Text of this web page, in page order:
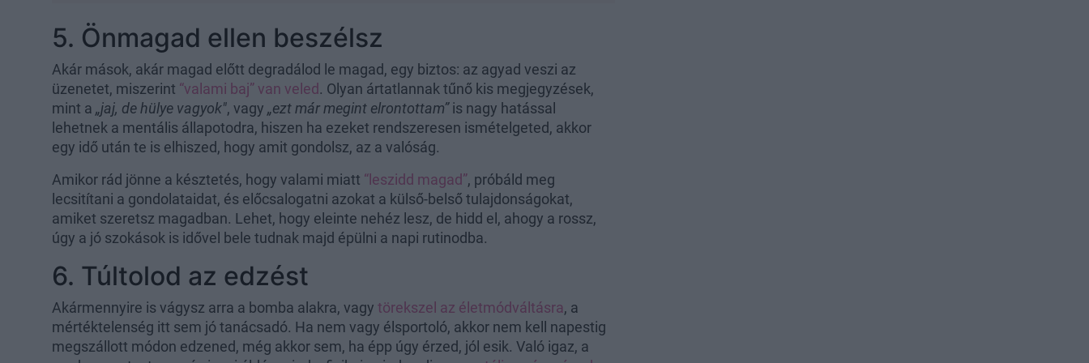
5. Önmagad ellen beszélsz
Akár mások, akár magad előtt degradálod le magad, egy biztos: az agyad veszi az
üzenetet, miszerint “valami baj” van veled. Olyan ártatlannak tűnő kis megjegyzések,
mint a „jaj, de hülye vagyok", vagy „ezt már megint elrontottam”is nagy hatással
lehetnek a mentális állapotodra, hiszen ha ezeket rendszeresen ismételgeted, akkor
egy idő után te is elhiszed, hogy amit gondolsz, az a valóság.
Amikor rád jönne a késztetés, hogy valami miatt “leszidd magad”, próbáld meg
lecsitítani a gondolataidat, és előcsalogatni azokat a külső-belső tulajdonságokat,
amiket szeretsz magadban. Lehet, hogy eleinte nehéz lesz, de hidd el, ahogy a rossz,
úgy a jó szokások is idővel bele tudnak majd épülni a napi rutinodba.
6. Túltolod az edzést
Akármennyire is vágysz arra a bomba alakra, vagy törekszel az életmódváltásra, a
mértéktelenség itt sem jó tanácsadó. Ha nem vagy élsportoló, akkor nem kell napestig
megszállott módon edzened, még akkor sem, ha épp úgy érzed, jól esik. Való igaz, a